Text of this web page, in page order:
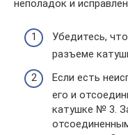
неполадок и
Убедитесь,
разъеме
Если есть
его и
катушке № 3.